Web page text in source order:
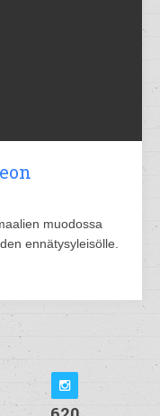
muodossa
ennätysyleisölle.